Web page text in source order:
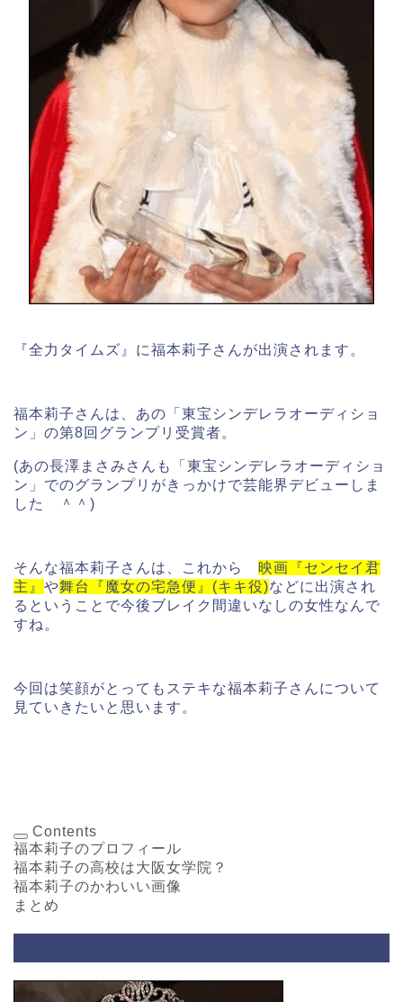
『全力タイムズ』に福本莉子さんが出演されます。
福本莉子さんは、あの「東宝シンデレラオーディショ
ン」の第8回グランプリ受賞者。
(あの長澤まさみさんも「東宝シンデレラオーディショ
ン」でのグランプリがきっかけで芸能界デビューしま
した ＾＾)
そんな福本莉子さんは、これから 映画『センセイ君
主』 や舞台『魔女の宅急便』(キキ役)などに出演され
るということで今後ブレイク間違いなしの女性なんで
すね。
今回は笑顔がとってもステキな福本莉子さんについて
見ていきたいと思います。
Contents
福本莉子のプロフィール
福本莉子の高校は大阪女学院？
福本莉子のかわいい画像
まとめ